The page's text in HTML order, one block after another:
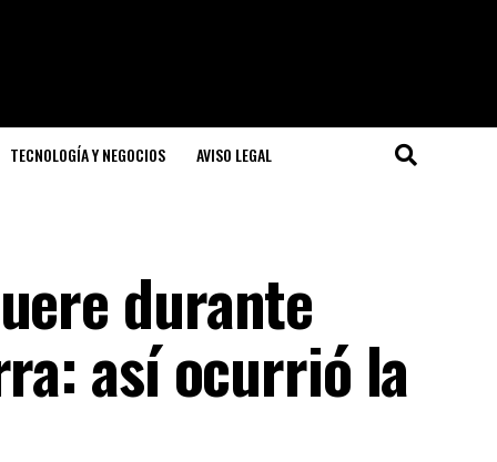
TECNOLOGÍA Y NEGOCIOS AVISO LEGAL
durante
así ocurrió la